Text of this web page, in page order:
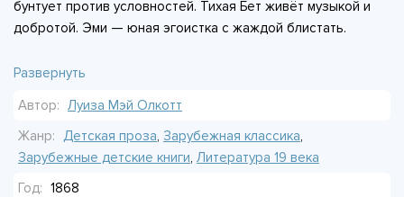
бунтует против условностей. Тихая Бет живёт музыкой и
добротой. Эми — юная эгоистка с жаждой блистать.
Годы идут: первая влюблённость, первая потеря. Мэг
с одиночеством, печатая рассказы. Бет угасает — её не
спасти. Эми едет в Европу, взрослеет.
Всё меняется, но дом остаётся якорем. Они ссорятся,
Развернуть
Автор: Луиза Мэй Олкотт
Жанр: Детская проза, Зарубежная классика,
Зарубежные детские книги, Литература 19 века
Год: 1868